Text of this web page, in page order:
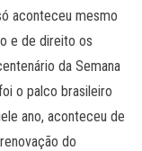
aconteceu mesmo
e de direito os
da Semana
o palco brasileiro
ano, aconteceu de
do